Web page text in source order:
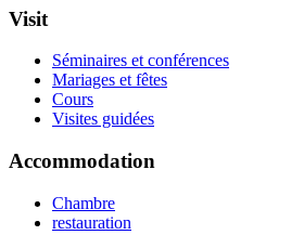
Visit
Séminaires et conférences
Mariages et fêtes
Cours
Visites guidées
Accommodation
Chambre
restauration